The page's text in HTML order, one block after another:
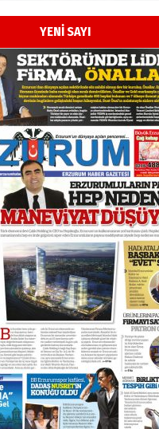
YENİ SAYI
Esat BİNDESEN
Başkan Sekmen’den
bir vizyon proje daha!
02 Ağustos 2026 Pazar
Kadir SABUNCUOĞLU
Erzurumspor’un köşe
29 Haziran 2026 Pazartesi
Kenan GÜLERCİ
Murat Şahsuvaroğlu
çıtayı yukarı taşırken,
yönetimdekiler aşağı
çekmemeli!
17 Şubat 2026 SalıOrhan BOZKURT